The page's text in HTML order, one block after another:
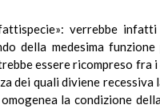
verrebbe
della medesima
essere ricompreso fra
dei quali diviene
la condizione